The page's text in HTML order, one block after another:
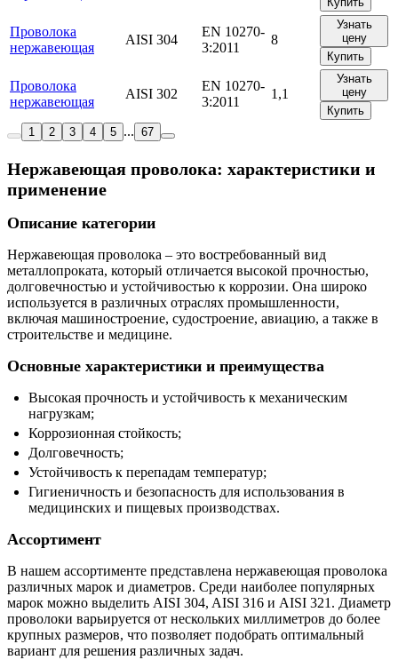
Проволока
нержавеющая
AISI 304
EN 10270-
3:2011
8
Узнать
цену
Купить
Проволока
нержавеющая
AISI 302
EN 10270-
3:2011
1,1
Узнать
цену
Купить
1
2 3 4 5 ... 67
Нержавеющая проволока: характеристики и
применение
Описание категории
Нержавеющая проволока – это востребованный вид
металлопроката, который отличается высокой прочностью,
долговечностью и устойчивостью к коррозии. Она широко
используется в различных отраслях промышленности,
включая машиностроение, судостроение, авиацию, а также в
строительстве и медицине.
Основные характеристики и преимущества
Высокая прочность и устойчивость к механическим
нагрузкам;
Коррозионная стойкость;
Долговечность;
Устойчивость к перепадам температур;
Гигиеничность и безопасность для использования в
медицинских и пищевых производствах.
Ассортимент
В нашем ассортименте представлена нержавеющая проволока
различных марок и диаметров. Среди наиболее популярных
марок можно выделить AISI 304, AISI 316 и AISI 321. Диаметр
проволоки варьируется от нескольких миллиметров до более
крупных размеров, что позволяет подобрать оптимальный
вариант для решения различных задач.